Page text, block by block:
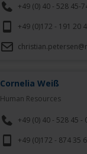
+49 (0) 40 - 528 45-
+49 (0)172 - 191 20
Cornelia Weiß
Human Resources
+49 (0) 40 - 528 45 -
+49 (0)172 - 874 35